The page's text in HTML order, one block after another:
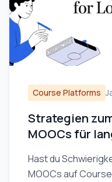
Course Platforms
Strategien
MOOCs für
Hast du
MOOCs auf